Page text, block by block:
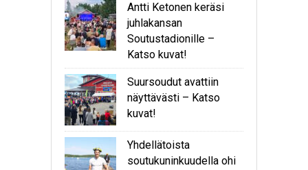
Antti Ketonen keräsi
juhlakansan
Soutustadionille –
Katso kuvat!
Suursoudut avattiin
näyttävästi – Katso
kuvat!
Yhdellätoista
soutukuninkuudella ohi